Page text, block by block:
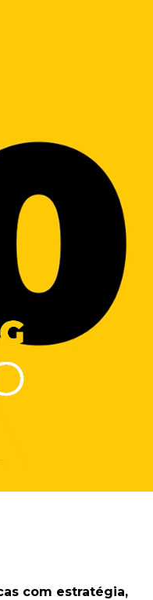
com estratégia,